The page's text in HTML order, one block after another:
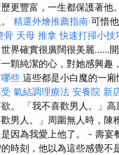
更豐富，一生都保護著他。
精選外燴推薦指南 可惜
骨 天母 推拿 快速打掃小技
世界確實很廣闊很美麗……
顆純潔的心，對她感興趣
些 這些都是小白魔的一
氣結調理療法 安養院 新
。 「我不喜歡男人。」
男人。」周圍無人時，陳
因為我愛上他了。 - 壽宴
時刻，他以為這些感覺不